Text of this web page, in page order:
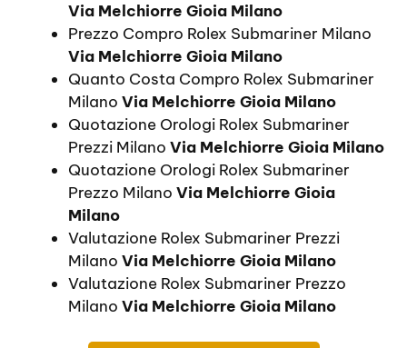
Via Melchiorre Gioia Milano
Prezzo Compro Rolex Submariner Milano
Via Melchiorre Gioia Milano
Quanto Costa Compro Rolex Submariner
Milano Via Melchiorre Gioia Milano
Quotazione Orologi Rolex Submariner
Prezzi Milano Via Melchiorre Gioia Milano
Quotazione Orologi Rolex Submariner
Prezzo Milano Via Melchiorre Gioia
Milano
Valutazione Rolex Submariner Prezzi
Milano Via Melchiorre Gioia Milano
Valutazione Rolex Submariner Prezzo
Milano Via Melchiorre Gioia Milano